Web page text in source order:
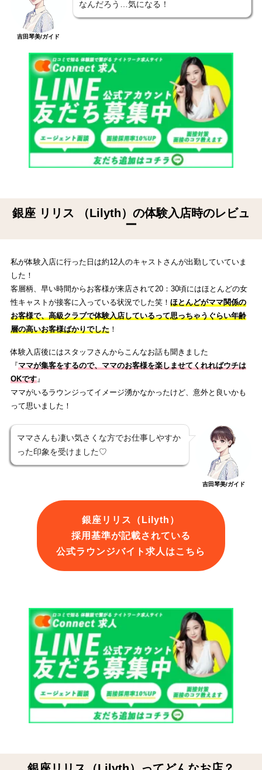
吉田琴美/ガイド
なんだろう…気になる！
銀座 リリス （Lilyth）の体験入店時のレビュ
ー
私が体験入店に行った日は約12人のキャストさんが出勤していていま
した！
客層柄、早い時間からお客様が来店されて20：30頃にはほとんどの女
性キャストが接客に入っている状況でした笑！ ほとんどがママ関係の
お客様で、高級クラブで体験入店しているって思っちゃうぐらい年齢
層の高いお客様ばかりでした！
体験入店後にはスタッフさんからこんなお話も聞きました
『ママが集客をするので、ママのお客様を楽しませてくれればウチは
OKです』
ママがいるラウンジってイメージ湧かなかったけど、意外と良いかも
って思いました！
ママさんも凄い気さくな方でお仕事しやすか
った印象を受けました♡
吉田琴美/ガイド
銀座リリス（Lilyth）
採用基準が記載されている
公式ラウンジバイト求人はこちら